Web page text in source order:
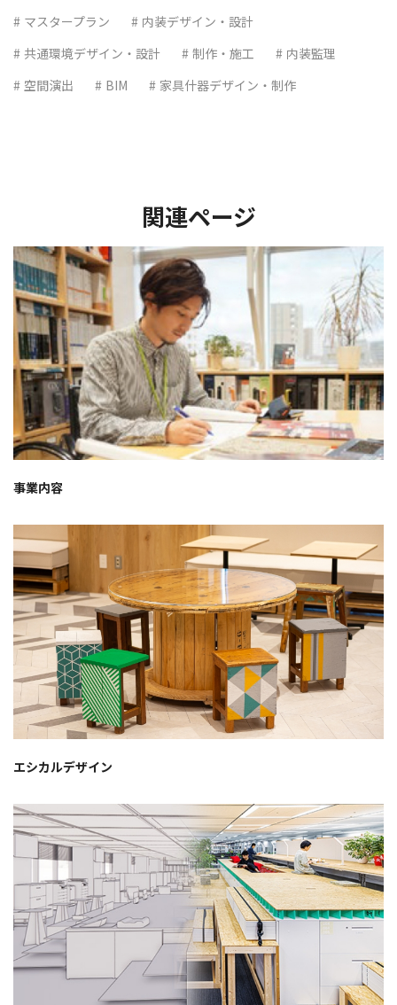
マスタープラン
内装デザイン・設計
共通環境デザイン・設計
制作・施工
内装監理
空間演出
BIM 家具什器デザイン・制作
関連ページ
事業内容
エシカルデザイン